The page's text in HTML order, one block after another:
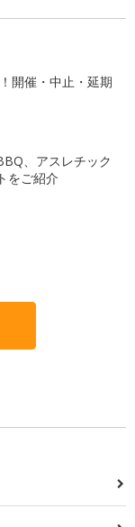
開催・中止・延期
、アスレチック
をご紹介